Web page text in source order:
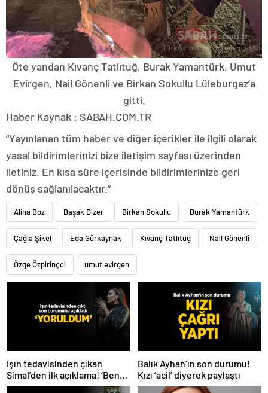
Öte yandan Kıvanç Tatlıtuğ, Burak Yamantürk, Umut
Evirgen, Nail Gönenli ve Birkan Sokullu Lüleburgaz’a
gitti.
Haber Kaynak : SABAH.COM.TR
“Yayınlanan tüm haber ve diğer içerikler ile ilgili olarak
yasal bildirimlerinizi bize iletişim sayfası üzerinden
iletiniz. En kısa süre içerisinde bildirimlerinize geri
dönüş sağlanılacaktır.”
Alina Boz Başak Dizer Birkan Sokullu Burak Yamantürk
Çağla Şikel Eda Gürkaynak Kıvanç Tatlıtuğ Nail Gönenli
Özge Özpirinçci umut evirgen
Işın tedavisinden çıkan
Şimal’den ilk açıklama! ‘Ben
çok yoruldum’
Balık Ayhan’ın son durumu!
Kızı ‘acil’ diyerek paylaştı